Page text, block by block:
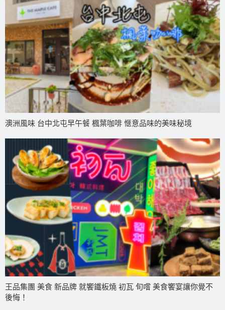
澳洲風味 台中北屯早午餐 楓葉咖啡 愜意品味的美味秘境
王品集團 美食 新品牌 就饗鐵板燒 初瓦 旬嚐 美食饗宴讓你覺不
後悔！